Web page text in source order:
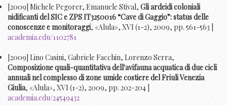
[2009] Michele Pegorer, Emanuele Stival, Gli ardeidi coloniali
nidificanti del SIC e ZPS IT3250016 “Cave di Gaggio”: status delle
conoscenze e monitoraggi, «Alula», XVI (1-2), 2009, pp. 561-563 |
academia.edu/1102781
[2009] Lino Casini, Gabriele Facchin, Lorenzo Serra,
Composizione quali-quantitativa dell'avifauna acquatica di due cicli
annuali nel complesso di zone umide costiere del Friuli Venezia
Giulia, «Alula», XVI (1-2), 2009, pp. 202-204 |
academia.edu/24549432